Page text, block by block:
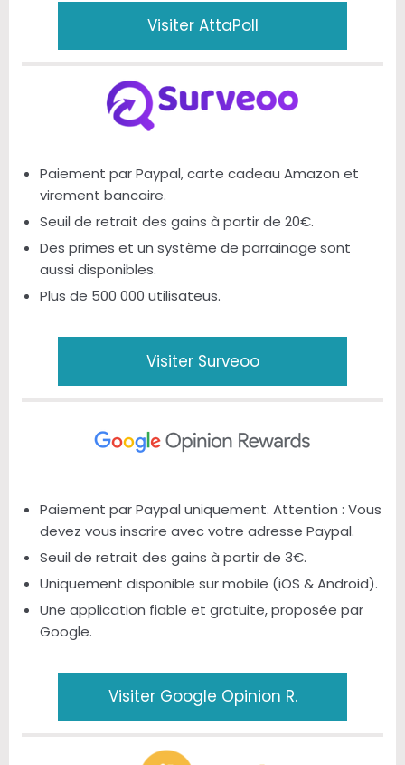
Visiter AttaPoll
Paiement par Paypal, carte cadeau Amazon et
virement bancaire.
Seuil de retrait des gains à partir de 20€.
Des primes et un système de parrainage sont
aussi disponibles.
Plus de 500 000 utilisateus.
Visiter Surveoo
Paiement par Paypal uniquement. Attention : Vous
devez vous inscrire avec votre adresse Paypal.
Seuil de retrait des gains à partir de 3€.
Uniquement disponible sur mobile (iOS & Android).
Une application fiable et gratuite, proposée par
Google.
Visiter Google Opinion R.